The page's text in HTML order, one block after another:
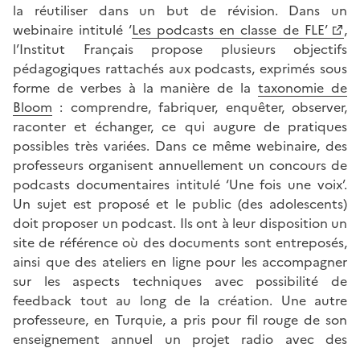
la réutiliser dans un but de révision. Dans un
webinaire intitulé ‘Les podcasts en classe de FLE’
,
l’Institut Français propose plusieurs objectifs
pédagogiques rattachés aux podcasts, exprimés sous
forme de verbes à la manière de lataxonomie de
Bloom : comprendre, fabriquer, enquêter, observer,
raconter et échanger, ce qui augure de pratiques
possibles très variées. Dans ce même webinaire, des
professeurs organisent annuellement un concours de
podcasts documentaires intitulé ‘Une fois une voix’.
Un sujet est proposé et le public (des adolescents)
doit proposer un podcast. Ils ont à leur disposition un
site de référence où des documents sont entreposés,
ainsi que des ateliers en ligne pour les accompagner
sur les aspects techniques avec possibilité de
feedback tout au long de la création. Une autre
professeure, en Turquie, a pris pour fil rouge de son
enseignement annuel un projet radio avec des